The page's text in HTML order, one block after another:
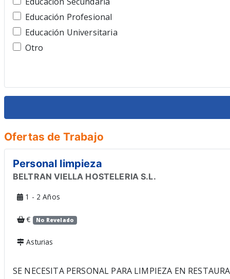
Profesores y Educadores
Publicidad y Marketing
Recepcionista
Ventas
Restauracion
Educación Profesional
Educación Universitaria
Otro
Ofertas de Trabajo
Personal limpieza
BELTRAN VIELLA HOSTELERIA S.L.
1 - 2 Años
€ No Revelado
Asturias
SE NECESITA PERSONAL PARA LIMPIEZA EN